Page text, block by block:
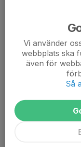
Nu laddar vi om
Dela nyhet
Fredrik
Grymt jobbat
Nu ser vi fram
Vi använder
webbplats ska
även för
Så